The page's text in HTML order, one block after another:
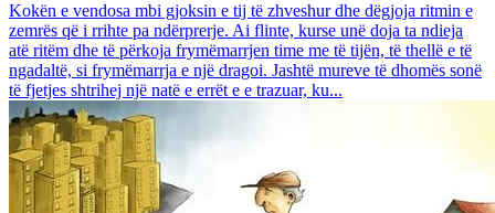
Kokën e vendosa mbi gjoksin e tij të zhveshur dhe dëgjoja ritmin e
zemrës që i rrihte pa ndërprerje. Ai flinte, kurse unë doja ta ndieja
atë ritëm dhe të përkoja frymëmarrjen time me të tijën, të thellë e të
ngadaltë, si frymëmarrja e një dragoi. Jashtë mureve të dhomës sonë
të fjetjes shtrihej një natë e errët e e trazuar, ku...